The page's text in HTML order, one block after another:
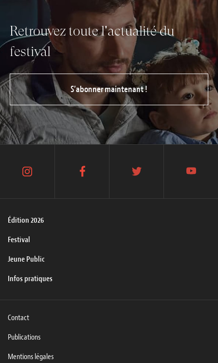
Retrouvez toute l'actualité du
festival
S’abonner maintenant !
Édition 2026
Festival
Jeune Public
Infos pratiques
instagram facebook twitter youtube
Contact
Publications
Mentions légales